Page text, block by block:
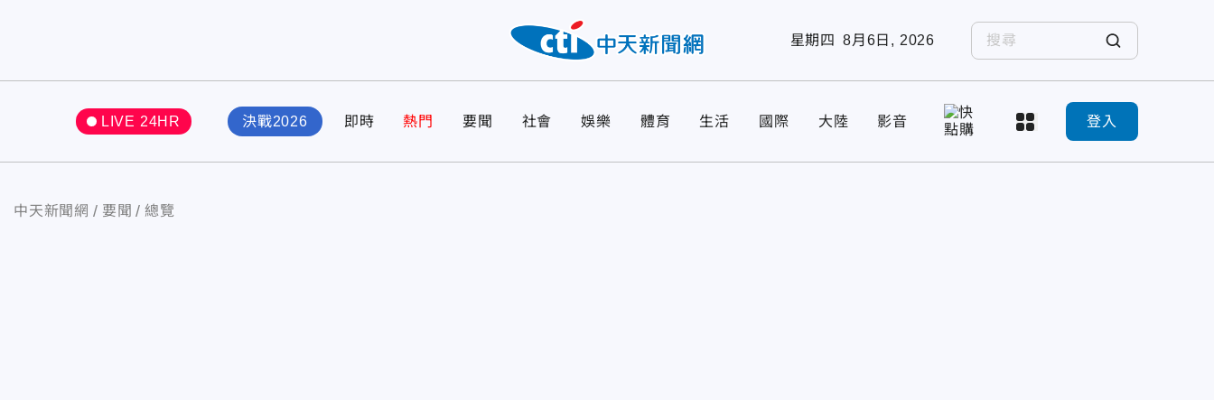
星期四 8月6日, 2026
LIVE 24HR 決戰2026 即時 熱門 要聞 社會 娛樂 體育 生活 國際 大陸 影音 登入
中天新聞網 要聞 總覽